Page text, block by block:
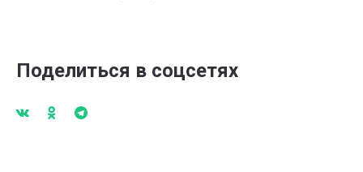
Поделиться в соцсетях